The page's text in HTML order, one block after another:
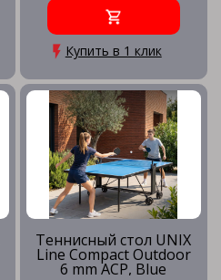
Купить в 1 клик
Теннисный стол UNIX
Line Compact Outdoor
6 mm ACP, Blue